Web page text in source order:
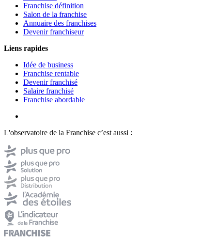
Franchise définition
Salon de la franchise
Annuaire des franchises
Devenir franchiseur
Liens rapides
Idée de business
Franchise rentable
Devenir franchisé
Salaire franchisé
Franchise abordable
L'observatoire de la Franchise c’est aussi :